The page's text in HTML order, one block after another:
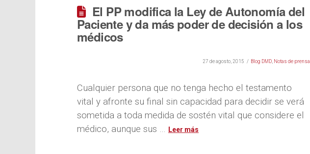
El PP modifica la Ley de Autonomía del
Paciente y da más poder de decisión a los
médicos
27 de agosto, 2015 Blog DMD Notas de prensa
Cualquier persona que no tenga hecho el testamento
vital y afronte su final sin capacidad para decidir se verá
sometida a toda medida de sostén vital que considere el
médico, aunque sus …